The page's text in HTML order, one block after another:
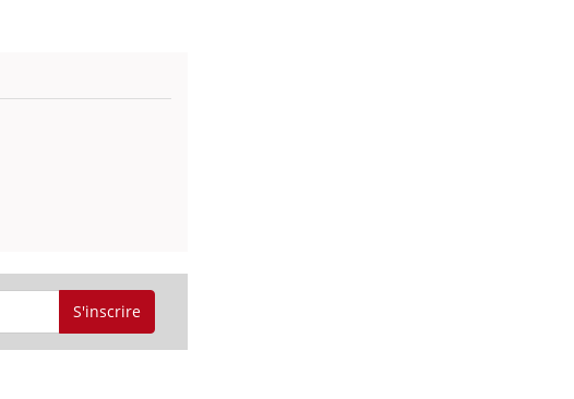
S'inscrire